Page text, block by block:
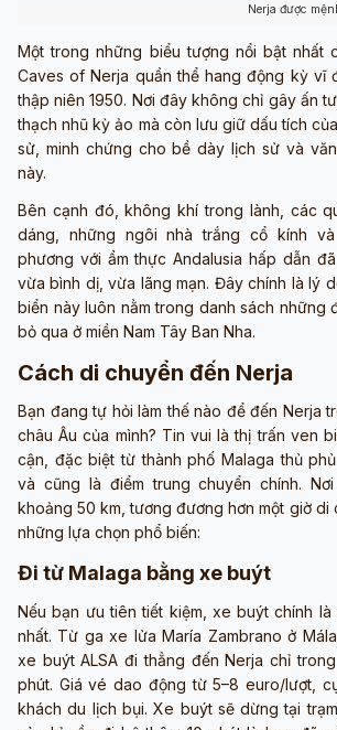
Nerja được
Một trong những biểu tượng nổi bật nhất
Caves of Nerja quần thể hang động kỳ vĩ
thập niên 1950. Nơi đây không chỉ gây ấn
thạch nhũ kỳ ảo mà còn lưu giữ dấu tích
sử, minh chứng cho bề dày lịch sử và
này.
Bên cạnh đó, không khí trong lành, các
dáng, những ngôi nhà trắng cổ kính
phương với ẩm thực Andalusia hấp dẫn
vừa bình dị, vừa lãng mạn. Đây chính là lý
biển này luôn nằm trong danh sách những
bỏ qua ở miền Nam Tây Ban Nha.
Cách di chuyển đến Nerja
Bạn đang tự hỏi làm thế nào để đến Nerja
châu Âu của mình? Tin vui là thị trấn ven
cận, đặc biệt từ thành phố Malaga thủ
và cũng là điểm trung chuyển chính.
khoảng 50 km, tương đương hơn một giờ di
những lựa chọn phổ biến:
Đi từ Malaga bằng xe buýt
Nếu bạn ưu tiên tiết kiệm, xe buýt chính
nhất. Từ ga xe lửa María Zambrano ở
xe buýt ALSA đi thẳng đến Nerja chỉ
phút. Giá vé dao động từ 5–8 euro/lượt,
khách du lịch bụi. Xe buýt sẽ dừng tại